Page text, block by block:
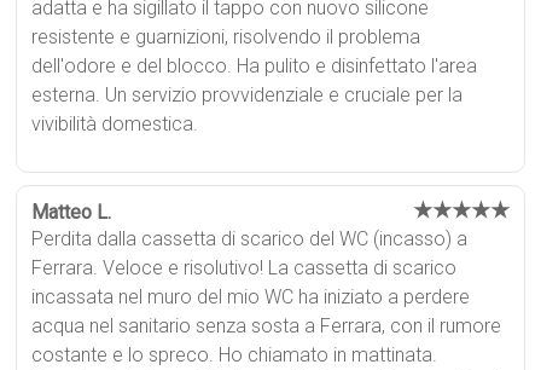
adatta e ha sigillato il tappo con nuovo silicone
resistente e guarnizioni, risolvendo il problema
dell'odore e del blocco. Ha pulito e disinfettato l'area
esterna. Un servizio provvidenziale e cruciale per la
vivibilità domestica.
Matteo L. ★★★★★
Perdita dalla cassetta di scarico del WC (incasso) a
Ferrara. Veloce e risolutivo! La cassetta di scarico
incassata nel muro del mio WC ha iniziato a perdere
acqua nel sanitario senza sosta a Ferrara, con il rumore
costante e lo spreco. Ho chiamato in mattinata.